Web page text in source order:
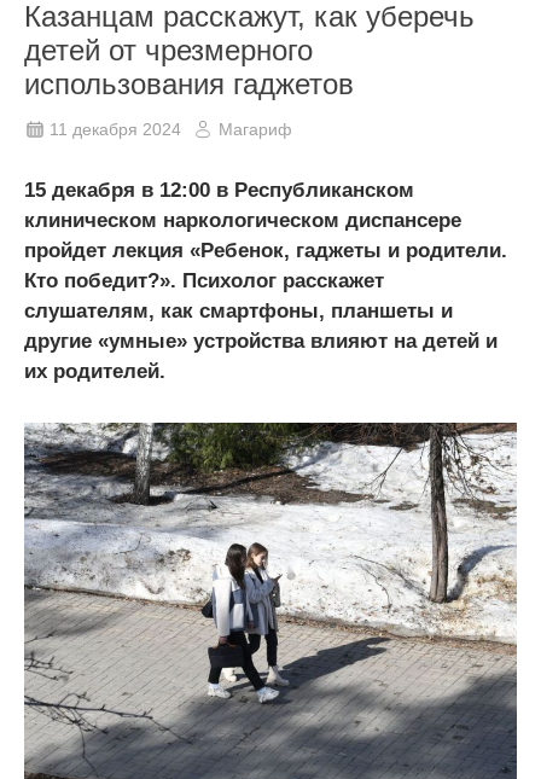
Казанцам расскажут, как уберечь
детей от чрезмерного
использования гаджетов
11 декабря 2024 Магариф
15 декабря в 12:00 в Республиканском
клиническом наркологическом диспансере
пройдет лекция «Ребенок, гаджеты и родители.
Кто победит?». Психолог расскажет
слушателям, как смартфоны, планшеты и
другие «умные» устройства влияют на детей и
их родителей.